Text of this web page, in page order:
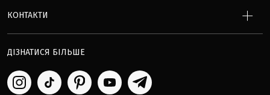
КОНТАКТИ
ДІЗНАТИСЯ БІЛЬШЕ